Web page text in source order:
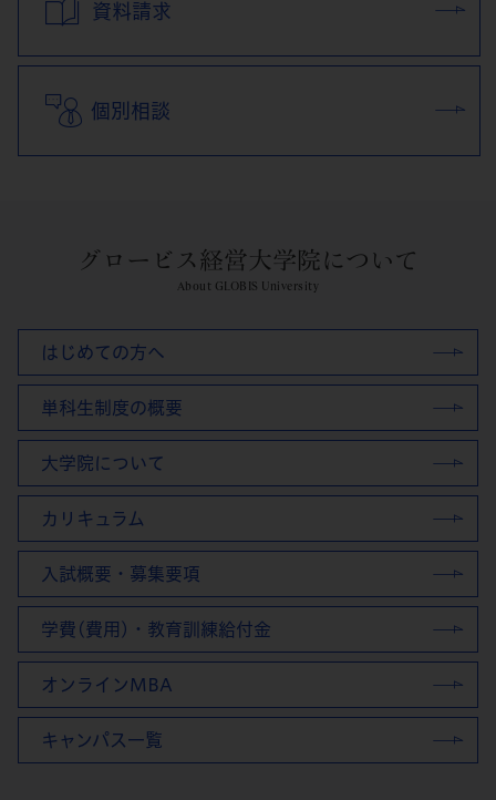
資料請求
個別相談
グロービス経営大学院について
About GLOBIS University
はじめての方へ
単科生制度の概要
大学院について
カリキュラム
入試概要・募集要項
学費(費用)・教育訓練給付金
オンラインMBA
キャンパス一覧